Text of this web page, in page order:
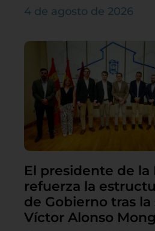
4 de agosto de 2026
El presidente de
refuerza la
de Gobierno tras la
Víctor Alonso